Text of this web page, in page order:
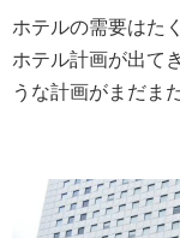
ホテルの需要はた
ホテル計画が出て
うな計画がまだま